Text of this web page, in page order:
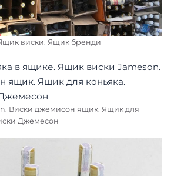
виски. Ящик бренди
Виски джемисон ящик. Ящик для
Джемесон